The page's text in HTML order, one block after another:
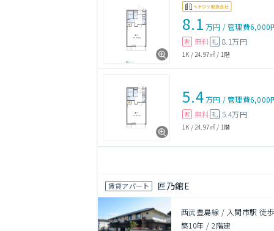
8.1 万円 /管理費6,000
敷 無料 礼 8.1万円
1K /24.97㎡ / 1階
5.4万円 /管理費6,000
敷 無料 礼 5.4万円
1K / 24.97㎡ / 1階
賃貸アパート 匠乃館E
西武豊島線 / 入間市駅 徒
築10年 /2階建